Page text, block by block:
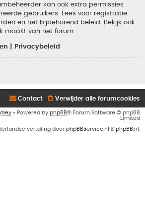
kan ook extra permissies
gebruikers. Lees voor registratie
en het bijbehorend beleid. Bekijk ook
maakt van het forum.
Privacybeleid
Verwijder alle forumcookies
Contact
• Powered by phpBB® Forum Software © phpBB
Limited
vertaling door phpBBservice.nl & phpBB.nl .